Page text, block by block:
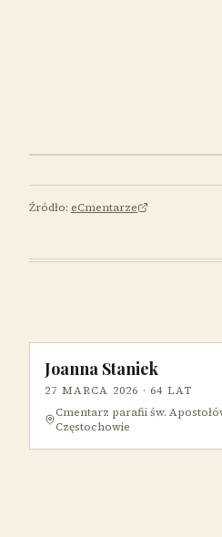
Źródło: eCmentarze
Joanna Staniek
27 MARCA 2026 · 64 LAT
Cmentarz parafii św.
Częstochowie